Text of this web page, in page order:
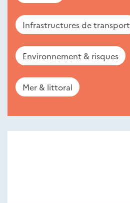
Infrastructures de transport
Environnement & risques
Mer & littoral